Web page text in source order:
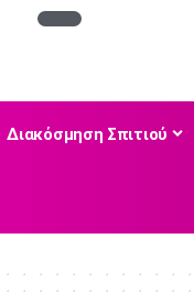
Διακόσμηση Σπιτιού